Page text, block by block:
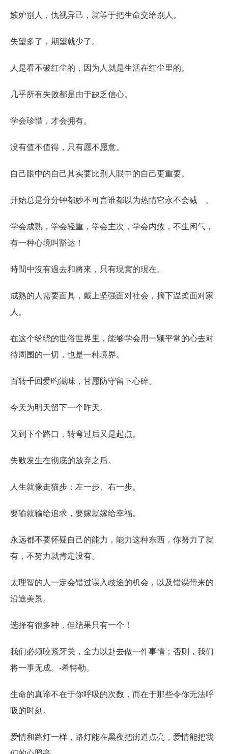
嫉妒别人，仇视异己，就等于把生命交给别人。
失望多了，期望就少了。
人是看不破红尘的，因为人就是生活在红尘里的。
几乎所有失败都是由于缺乏信心。
学会珍惜，才会拥有。
没有值不值得，只有愿不愿意。
自己眼中的自己其实要比别人眼中的自己更重要。
开始总是分分钟都妙不可言谁都以为热情它永不会减ゝ。
学会成熟，学会轻重，学会主次，学会内敛，不生闲气，
有一种心境叫豁达！
時間中沒有過去和將來，只有現實的現在。
成熟的人需要面具，戴上坚强面对社会，摘下温柔面对家
人。
在这个纷绕的世俗世界里，能够学会用一颗平常的心去对
待周围的一切，也是一种境界。
百转千回爱旳滋味，甘愿防守留下心碎。
今天为明天留下一个昨天。
又到下个路口，转弯过后又是起点。
失败发生在彻底的放弃之后。
人生就像走猫步：左一步、右一步。
要输就输给追求，要嫁就嫁给幸福。
永远都不要怀疑自己的能力，能力这种东西，你努力了就
有，不努力就肯定没有。
太理智的人一定会错过误入歧途的机会，以及错误带来的
沿途美景。
选择有很多种，但结果只有一个！
我们必须咬紧牙关，全力以赴去做一件事情；否则，我们
将一事无成。-希特勒。
生命的真谛不在于你呼吸的次数，而在于那些令你无法呼
吸的时刻。
爱情和路灯一样，路灯能在黑夜把街道点亮，爱情能把我